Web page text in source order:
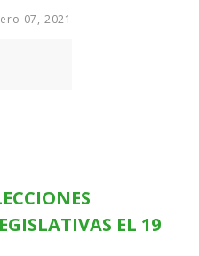
07, 2021
EL 19